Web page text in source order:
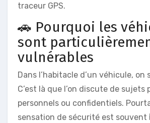
traceur GPS.
🚗 Pourquoi les
sont
vulnérables
Dans l’habitacle d’un véhicule, on
C’est là que l’on discute de sujets
personnels ou confidentiels.
sensation de sécurité est souvent